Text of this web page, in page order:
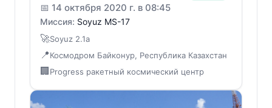
📅 14 октября 2020 г. в 08:45
Миссия: Soyuz MS-17
🚀Soyuz 2.1a
📍Космодром Байконур, Республика Казахстан
🏢 Progress ракетный космический центр